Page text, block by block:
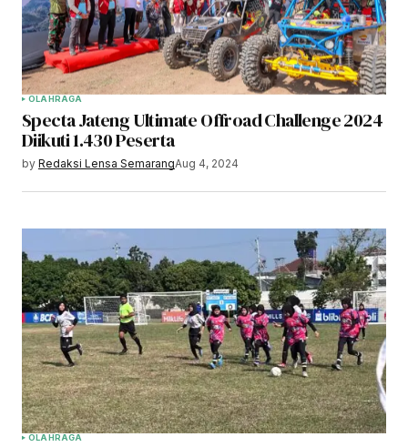
OLAHRAGA
Specta Jateng Ultimate Offroad Challenge 2024
Diikuti 1.430 Peserta
by Redaksi Lensa SemarangAug 4, 2024
OLAHRAGA